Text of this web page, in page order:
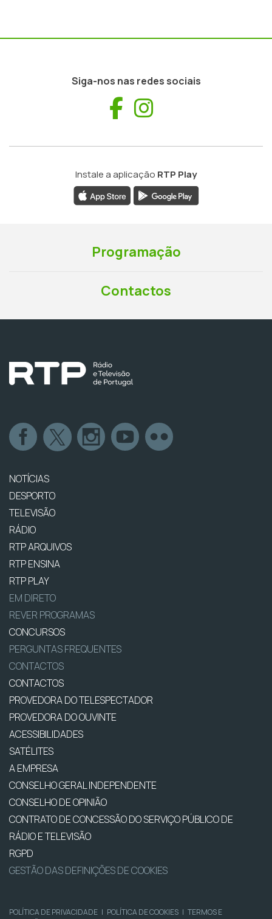
Siga-nos nas redes sociais
Facebook
Instale a aplicação RTP Play
Programação
Contactos
NOTÍCIAS
DESPORTO
TELEVISÃO
RÁDIO
RTP ARQUIVOS
RTP ENSINA
RTP PLAY
EM DIRETO
REVER PROGRAMAS
CONCURSOS
PERGUNTAS FREQUENTES
CONTACTOS
CONTACTOS
PROVEDORA DO TELESPECTADOR
PROVEDORA DO OUVINTE
ACESSIBILIDADES
SATÉLITES
A EMPRESA
CONSELHO GERAL INDEPENDENTE
CONSELHO DE OPINIÃO
CONTRATO DE CONCESSÃO DO SERVIÇO PÚBLICO DE
RÁDIO E TELEVISÃO
RGPD
GESTÃO DAS DEFINIÇÕES DE COOKIES
POLÍTICA DE PRIVACIDADE | POLÍTICA DE COOKIES | TERMOS E